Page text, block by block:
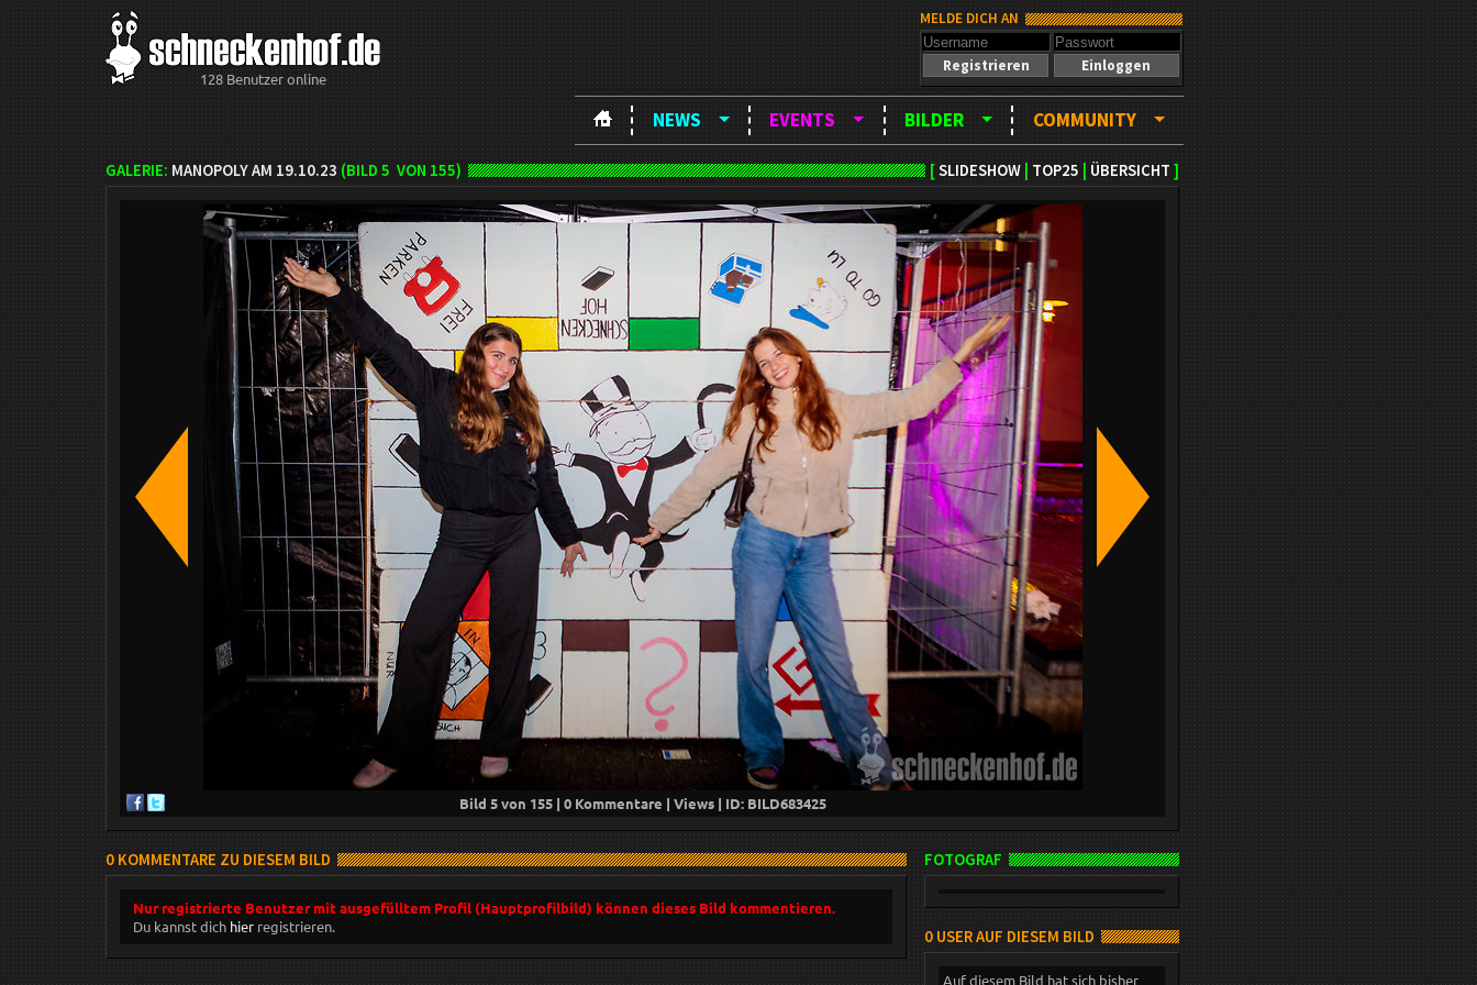
128 Benutzer online
MELDE DICH AN
Registrieren Einloggen
NEWS EVENTS BILDER COMMUNITY
GALERIE: MANOPOLY AM 19.10.23 (BILD 5 VON 155) [SLIDESHOW TOP25 ÜBERSICHT ]
Bild 5von 155 | 0Kommentare | Views | ID: BILD683425
0 KOMMENTARE ZU DIESEM BILD
Nur registrierte Benutzer mit ausgefülltem Profil (Hauptprofilbild) können dieses Bild kommentieren.
Du kannst dich hier registrieren.
FOTOGRAF
0 USER AUF DIESEM BILD
Auf diesem Bild hat sich bisher